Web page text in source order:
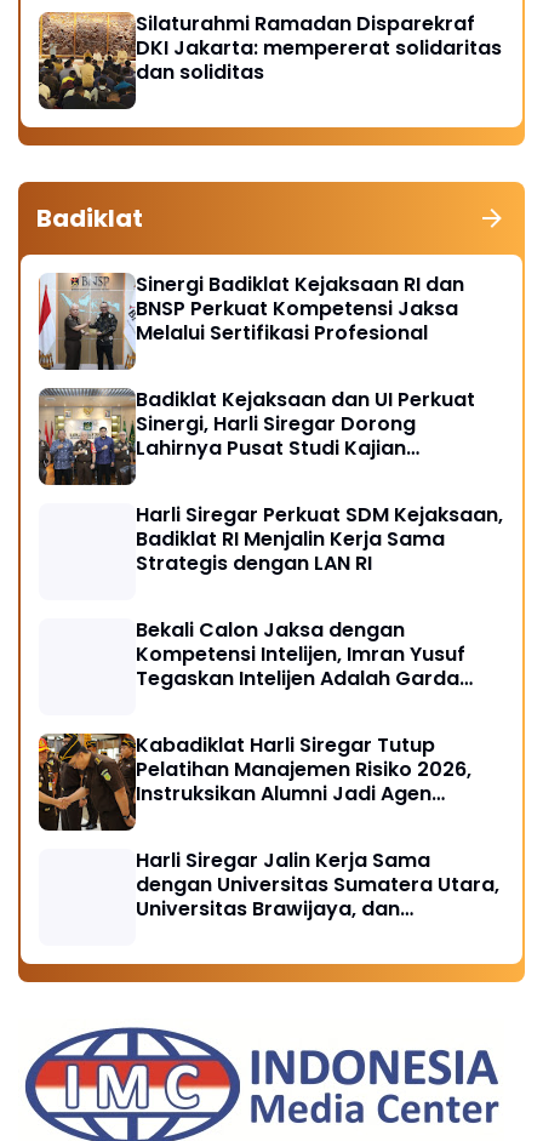
Silaturahmi Ramadan Disparekraf
DKI Jakarta: mempererat solidaritas
dan soliditas
Badiklat
Sinergi Badiklat Kejaksaan RI dan
BNSP Perkuat Kompetensi Jaksa
Melalui Sertifikasi Profesional
Badiklat Kejaksaan dan UI Perkuat
Sinergi, Harli Siregar Dorong
Lahirnya Pusat Studi Kajian
Harli Siregar Perkuat SDM Kejaksaan,
Badiklat RI Menjalin Kerja Sama
Strategis dengan LAN RI
Bekali Calon Jaksa dengan
Kompetensi Intelijen, Imran Yusuf
Tegaskan Intelijen Adalah Garda
Kabadiklat Harli Siregar Tutup
Pelatihan Manajemen Risiko 2026,
Instruksikan Alumni Jadi Agen
Harli Siregar Jalin Kerja Sama
dengan Universitas Sumatera Utara,
Universitas Brawijaya, dan
Peluang Pegawai Kejaksaan RI
Tempuh Pendidikan Doktor (S3)